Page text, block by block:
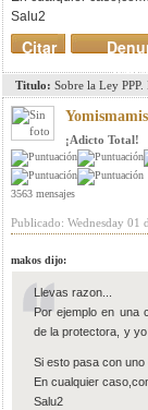
Salu2
Citar
Titulo: Sobre la Ley
¡Adicto Total!
3563 mensajes
Publicado: Wednesday 01
makos dijo:
Llevas razon...
Por ejemplo en una
de la protectora, y
Si esto pasa con
En cualquier
Salu2